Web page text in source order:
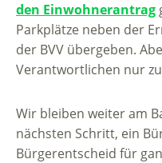
den Einwohnerantrag
Parkplätze neben der
der BVV übergeben.
Verantwortlichen nur
Wir bleiben weiter am
nächsten Schritt, ein
Bürgerentscheid für